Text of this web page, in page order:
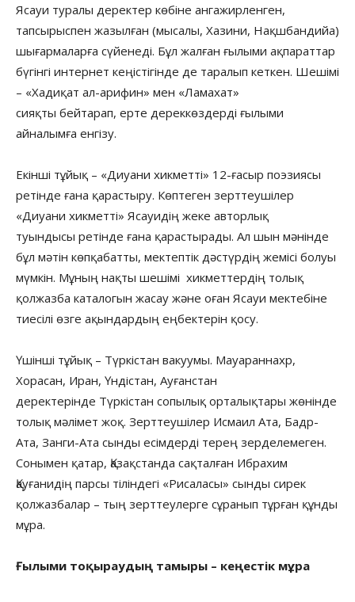
Ясауи туралы деректер көбіне ангажирленген,
тапсырыспен жазылған (мысалы, Хазини, Нақшбандийа)
шығармаларға сүйенеді. Бұл жалған ғылыми ақпараттар
бүгінгі интернет кеңістігінде де таралып кеткен. Шешімі
– «Хадиқат ал-арифин» мен «Ламахат»
сияқты бейтарап, ерте дереккөздерді ғылыми
айналымға енгізу.
Екінші тұйық – «Диуани хикметті» 12-ғасыр поэзиясы
ретінде ғана қарастыру. Көптеген зерттеушілер
«Диуани хикметті» Ясауидің жеке авторлық
туындысы ретінде ғана қарастырады. Ал шын мәнінде
бұл мәтін көпқабатты, мектептік дәстүрдің жемісі болуы
мүмкін. Мұның нақты шешімі хикметтердің толық
қолжазба каталогын жасау және оған Ясауи мектебіне
тиесілі өзге ақындардың еңбектерін қосу.
Үшінші тұйық – Түркістан вакуумы. Мауараннахр,
Хорасан, Иран, Үндістан, Ауғанстан
деректерінде Түркістан сопылық орталықтары жөнінде
толық мәлімет жоқ. Зерттеушілер Исмаил Ата, Бадр-
Ата, Занги-Ата сынды есімдерді терең зерделемеген.
Сонымен қатар, Қазақстанда сақталған Ибрахим
Қауғанидің парсы тіліндегі «Рисаласы» сынды сирек
қолжазбалар – тың зерттеулерге сұранып тұрған құнды
мұра.
Ғылыми тоқыраудың тамыры – кеңестік мұра